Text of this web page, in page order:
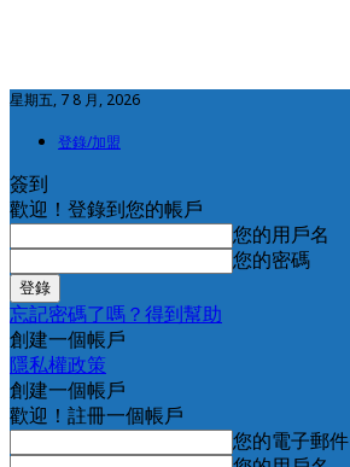
星期五, 7 8 月, 2026
登錄/加盟
簽到
歡迎！登錄到您的帳戶
您的用戶名
您的密碼
忘記密碼了嗎？得到幫助
創建一個帳戶
隱私權政策
創建一個帳戶
歡迎！註冊一個帳戶
您的電子郵件